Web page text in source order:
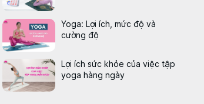
Yoga: Lợi ích, mức độ và
cường độ
Lợi ích sức khỏe của việc tập
yoga hàng ngày